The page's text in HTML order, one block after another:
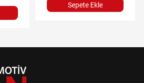
Sepete Ekle